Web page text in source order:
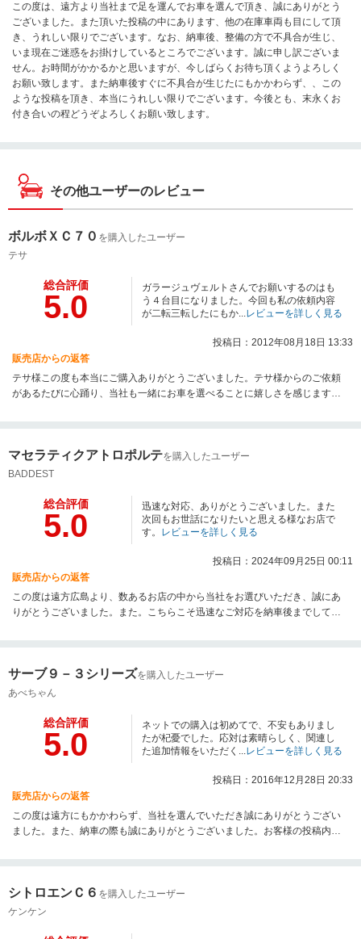
この度は、遠方より当社まで足を運んでお車を選んで頂き、誠にありがとう
ございました。また頂いた投稿の中にあります、他の在庫車両も目にして頂
き、うれしい限りでございます。なお、納車後、整備の方で不具合が生じ、
いま現在ご迷惑をお掛けしているところでございます。誠に申し訳ございま
せん。お時間がかかるかと思いますが、今しばらくお待ち頂くようよろしく
お願い致します。また納車後すぐに不具合が生じたにもかかわらず、、この
ような投稿を頂き、本当にうれしい限りでございます。今後とも、末永くお
付き合いの程どうぞよろしくお願い致します。
その他ユーザーのレビュー
ボルボＸＣ７０ を購入したユーザー
テサ
総合評価
5.0
ガラージュヴェルトさんでお願いするのはも
う４台目になりました。今回も私の依頼内容
が二転三転したにもか...レビューを詳しく見る
投稿日：2012年08月18日 13:33
販売店からの返答
テサ様この度も本当にご購入ありがとうございました。テサ様からのご依頼
があるたびに心踊り、当社も一緒にお車を選べることに嬉しさを感じます。
さい。本当にありがとうございました。
マセラティクアトロポルテを購入したユーザー
BADDEST
総合評価
5.0
迅速な対応、ありがとうございました。また
次回もお世話になりたいと思える様なお店で
す。 レビューを詳しく見る
投稿日：2024年09月25日 00:11
販売店からの返答
この度は遠方広島より、数あるお店の中から当社をお選びいただき、誠にあ
りがとうございました。また。こちらこそ迅速なご対応を納車後までして頂
した。今後ともどうぞよろしくお願い致します。またお次のお車もぜひとも
サーブ９－３シリーズを購入したユーザー
あべちゃん
総合評価
5.0
ネットでの購入は初めてで、不安もありまし
たが杞憂でした。応対は素晴らしく、関連し
た追加情報をいただく...レビューを詳しく見る
投稿日：2016年12月28日 20:33
販売店からの返答
この度は遠方にもかかわらず、当社を選んでいただき誠にありがとうござい
ました。また、納車の際も誠にありがとうございました。お客様の投稿内容
安を持たれるかと思いますが、当社では、その不安を安心に変われるよう
思いますが、このような投稿内容を頂き、素直にうれしく思います。ありが
とうございます。アフターメンテナンスでも、盛岡市には提携工場もござい
シトロエンＣ６ を購入したユーザー
ケンケン